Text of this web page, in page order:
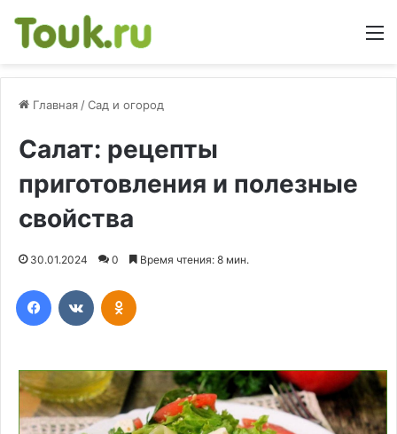
Главная /Сад и огород
Салат: рецепты
приготовления и полезные
свойства
30.01.2024 0 Время чтения: 8 мин.